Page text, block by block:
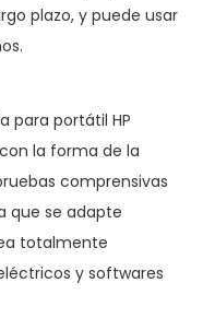
plazo, y puede usar
para portátil HP
la forma de la
comprensivas
que se adapte
totalmente
y softwares